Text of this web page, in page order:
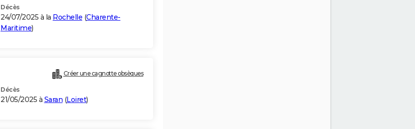
Décès
24/07/2025 à la Rochelle (Charente-
Maritime)
Créer une cagnotte obsèques
Décès
21/05/2025 à Saran (Loiret)